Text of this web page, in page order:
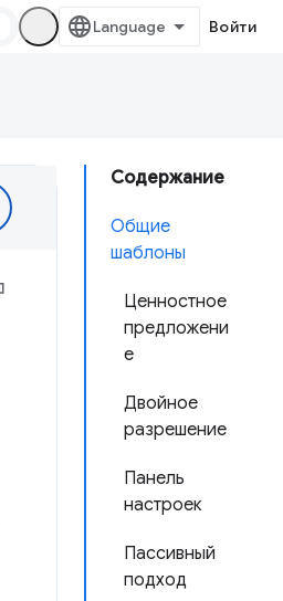
Войти
Содержание
Общие
шаблоны
Ценностное
предложени
е
Двойное
разрешение
Панель
настроек
Пассивный
подход